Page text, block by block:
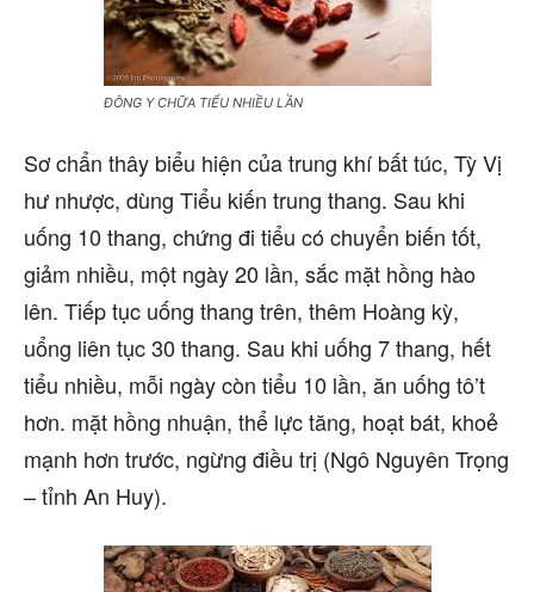
ĐÔNG Y CHỮA TIỂU NHIỀU LẦN
Sơ chẩn thây biểu hiện của trung khí bất túc, Tỳ Vị
hư nhược, dùng Tiểu kiến trung thang. Sau khi
uống 10 thang, chứng đi tiểu có chuyển biến tốt,
giảm nhiều, một ngày 20 lần, sắc mặt hồng hào
lên. Tiếp tục uống thang trên, thêm Hoàng kỳ,
uổng liên tục 30 thang. Sau khi uốhg 7 thang, hết
tiểu nhiều, mỗi ngày còn tiểu 10 lần, ăn uốhg tô’t
hơn. mặt hồng nhuận, thể lực tăng, hoạt bát, khoẻ
mạnh hơn trước, ngừng điều trị (Ngô Nguyên Trọng
– tỉnh An Huy).